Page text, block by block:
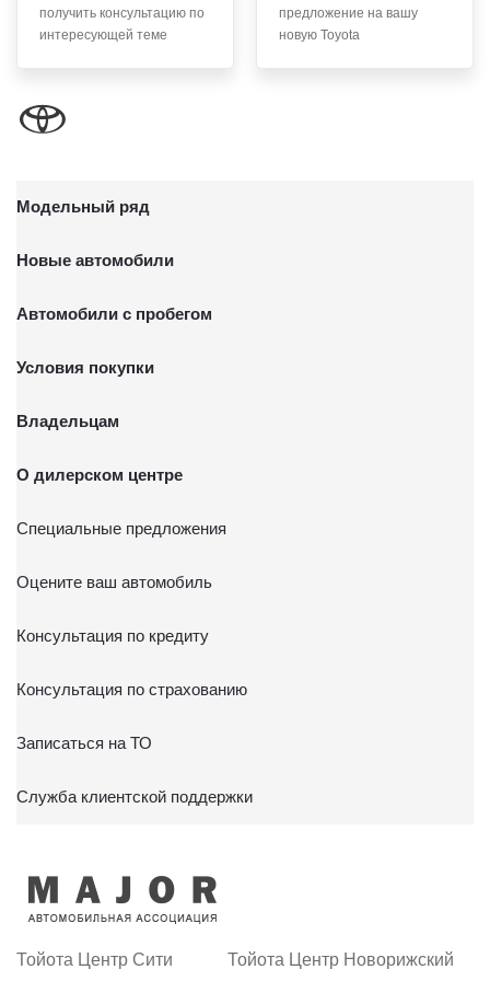
письменного заявления Обществу заказным почтовым
Алтуфьево, пр-д Автомобильный, стр. 5А/1.
получить консультацию по
интересующей теме
предложение на вашу
новую Toyota
Модельный ряд
Новые автомобили
Автомобили с пробегом
Условия покупки
Владельцам
О дилерском центре
Специальные предложения
Оцените ваш автомобиль
Консультация по кредиту
Консультация по страхованию
Записаться на ТО
Служба клиентской поддержки
Тойота Центр Сити Тойота Центр Новорижский